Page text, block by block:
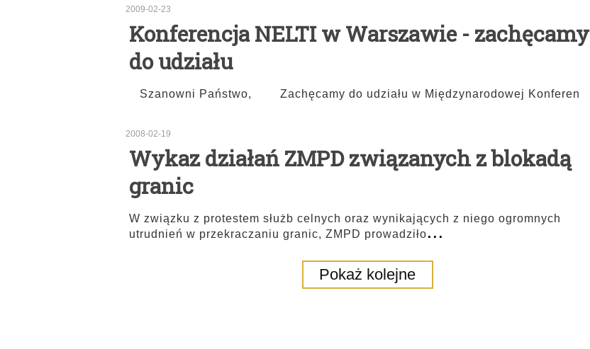
2009-02-23
Konferencja NELTI w Warszawie - zachęcamy
do udziału
Szanowni Państwo, Zachęcamy do udziału w Międzynarodowej Konferen
2008-02-19
Wykaz działań ZMPD związanych z blokadą
granic
W związku z protestem służb celnych oraz wynikających z niego ogromnych
utrudnień w przekraczaniu granic, ZMPD prowadziło...
Pokaż kolejne